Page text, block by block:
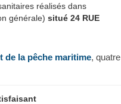
réalisés dans
générale) situé 24 RUE
de la pêche maritime, quatre